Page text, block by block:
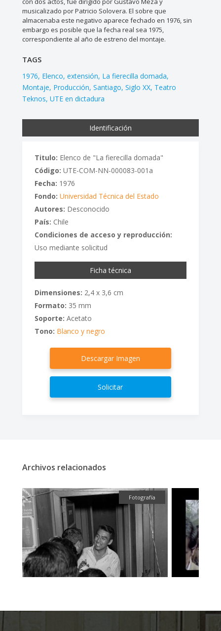
musicalizado por Patricio Solovera. El sobre que
almacenaba este negativo aparece fechado en 1976, sin
embargo es posible que la fecha real sea 1975,
correspondiente al año de estreno del montaje.
TAGS
1976 Elenco extensión La fierecilla domada
Montaje Producción Santiago Siglo XX Teatro
Teknos UTE en dictadura
Identificación
Titulo: Elenco de "La fierecilla domada"
Código: UTE-COM-NN-000083-001a
Fecha: 1976
Fondo: Universidad Técnica del Estado
Autores: Desconocido
País: Chile
Condiciones de acceso y reproducción:
Uso mediante solicitud
Ficha técnica
Dimensiones: 2,4 x 3,6 cm
Formato: 35 mm
Soporte: Acetato
Tono: Blanco y negro
Descargar Imagen
Solicitar
Archivos relacionados
Audiovisual